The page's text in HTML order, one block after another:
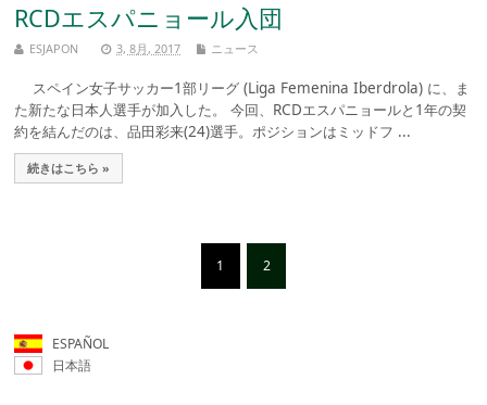
RCDエスパニョール入団
ESJAPON 3, 8月, 2017 ニュース
スペイン女子サッカー1部リーグ (Liga Femenina Iberdrola) に、ま
た新たな日本人選手が加入した。 今回、RCDエスパニョールと1年の契
約を結んだのは、品田彩来(24)選手。ポジションはミッドフ ...
続きはこちら »
1 2
ESPAÑOL
日本語